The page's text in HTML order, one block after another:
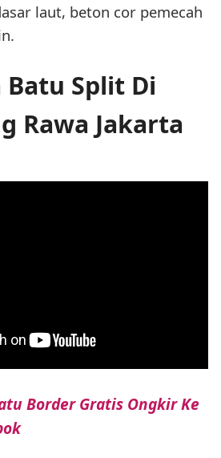
laut, beton cor pemecah
Batu Split Di
Rawa Jakarta
Border Gratis Ongkir Ke